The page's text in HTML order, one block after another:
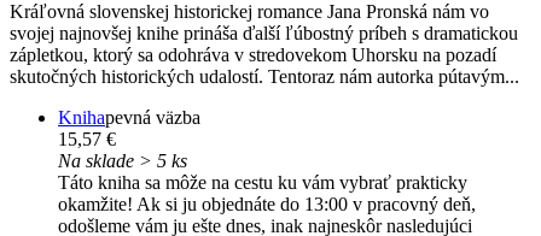
Kráľovná slovenskej historickej romance Jana Pronská nám vo
svojej najnovšej knihe prináša ďalší ľúbostný príbeh s dramatickou
zápletkou, ktorý sa odohráva v stredovekom Uhorsku na pozadí
skutočných historických udalostí. Tentoraz nám autorka pútavým...
Knihapevná väzba
15,57 €
Na sklade > 5 ks
Táto kniha sa môže na cestu ku vám vybrať prakticky
okamžite! Ak si ju objednáte do 13:00 v pracovný deň,
odošleme vám ju ešte dnes, inak najneskôr nasledujúci